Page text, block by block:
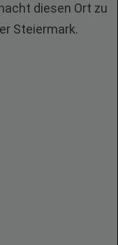
diesen Ort zu
Steiermark.